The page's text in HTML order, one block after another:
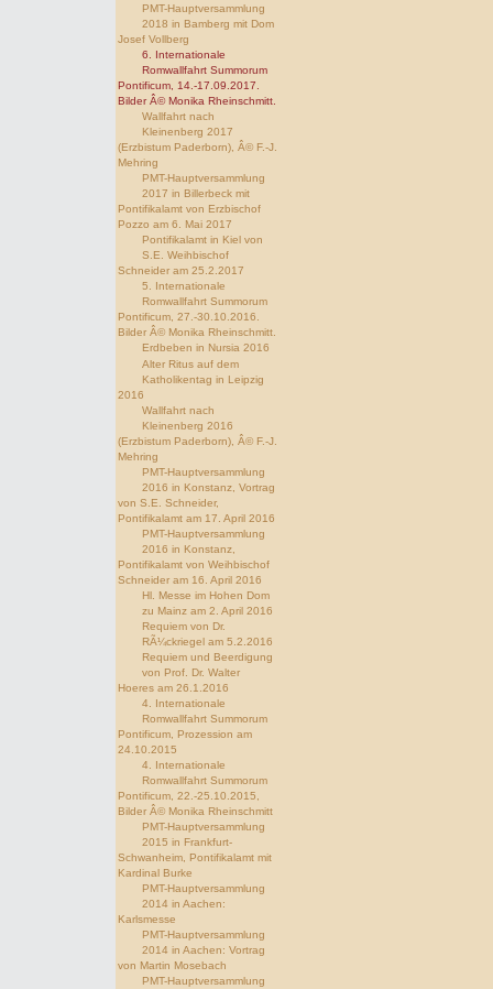
PMT-Hauptversammlung
2018 in Bamberg mit Dom
Josef Vollberg
6. Internationale
Romwallfahrt Summorum
Pontificum, 14.-17.09.2017.
Bilder Â© Monika Rheinschmitt.
Wallfahrt nach
Kleinenberg 2017
(Erzbistum Paderborn), Â© F.-J.
Mehring
PMT-Hauptversammlung
2017 in Billerbeck mit
Pontifikalamt von Erzbischof
Pozzo am 6. Mai 2017
Pontifikalamt in Kiel von
S.E. Weihbischof
Schneider am 25.2.2017
5. Internationale
Romwallfahrt Summorum
Pontificum, 27.-30.10.2016.
Bilder Â© Monika Rheinschmitt.
Erdbeben in Nursia 2016
Alter Ritus auf dem
Katholikentag in Leipzig
2016
Wallfahrt nach
Kleinenberg 2016
(Erzbistum Paderborn), Â© F.-J.
Mehring
PMT-Hauptversammlung
2016 in Konstanz, Vortrag
von S.E. Schneider,
Pontifikalamt am 17. April 2016
PMT-Hauptversammlung
2016 in Konstanz,
Pontifikalamt von Weihbischof
Schneider am 16. April 2016
Hl. Messe im Hohen Dom
zu Mainz am 2. April 2016
Requiem von Dr.
RÃ¼ckriegel am 5.2.2016
Requiem und Beerdigung
von Prof. Dr. Walter
Hoeres am 26.1.2016
4. Internationale
Romwallfahrt Summorum
Pontificum, Prozession am
24.10.2015
4. Internationale
Romwallfahrt Summorum
Pontificum, 22.-25.10.2015,
Bilder Â© Monika Rheinschmitt
PMT-Hauptversammlung
2015 in Frankfurt-
Schwanheim, Pontifikalamt mit
Kardinal Burke
PMT-Hauptversammlung
2014 in Aachen:
Karlsmesse
PMT-Hauptversammlung
2014 in Aachen: Vortrag
von Martin Mosebach
PMT-Hauptversammlung